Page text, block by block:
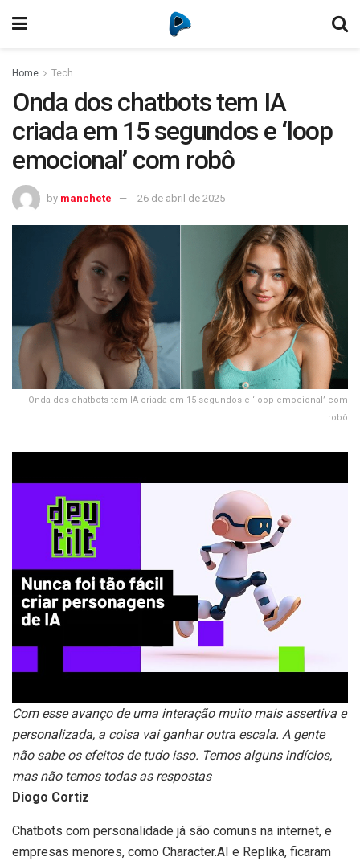
Home Tech
Onda dos chatbots tem IA
criada em 15 segundos e ‘loop
emocional’ com robô
by manchete 26 de abril de 2025
Onda dos chatbots tem IA criada em 15 segundos e ‘loop emocional’ com
robô
Com esse avanço de uma interação muito mais assertiva e
personalizada, a coisa vai ganhar outra escala. A gente
não sabe os efeitos de tudo isso. Temos alguns indícios,
mas não temos todas as respostas
Diogo Cortiz
Chatbots com personalidade já são comuns na internet, e
empresas menores, como Character.AI e Replika, ficaram